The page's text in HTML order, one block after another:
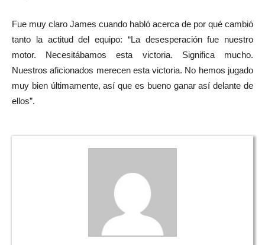
Fue muy claro James cuando habló acerca de por qué cambió
tanto la actitud del equipo: “La desesperación fue nuestro
motor. Necesitábamos esta victoria. Significa mucho.
Nuestros aficionados merecen esta victoria. No hemos jugado
muy bien últimamente, así que es bueno ganar así delante de
ellos”.